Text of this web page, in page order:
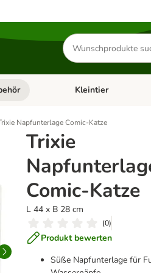
Produkte
suchen
Katzenfutter & ZubehörKategorie-Menü
Kleintier
Napfunterlage Comic-Katze
Trixie
Comic-Katze
L 44 x B 28 cm
(0)
Produkt bewerten
Süße Napfunterlage für